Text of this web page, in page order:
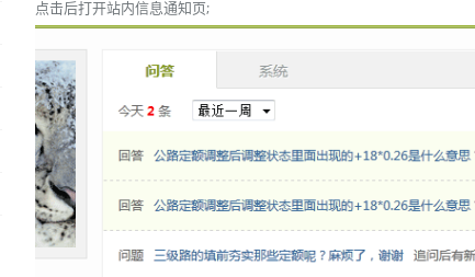
点击后打开站内信息通知页;